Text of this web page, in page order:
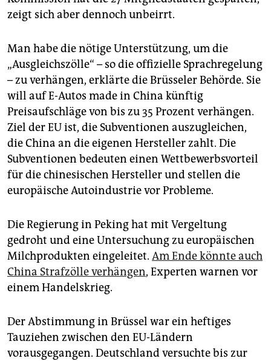
zeigt sich aber dennoch unbeirrt.
Man habe die nötige Unterstützung, um die
„Ausgleichszölle“ – so die offizielle Sprachregelung
– zu verhängen, erklärte die Brüsseler Behörde. Sie
will auf E-Autos made in China künftig
Preisaufschläge von bis zu 35 Prozent verhängen.
Ziel der EU ist, die Subventionen auszugleichen,
die China an die eigenen Hersteller zahlt. Die
Subventionen bedeuten einen Wettbewerbsvorteil
für die chinesischen Hersteller und stellen die
europäische Autoindustrie vor Probleme.
Die Regierung in Peking hat mit Vergeltung
gedroht und eine Untersuchung zu europäischen
Milchprodukten eingeleitet. Am Ende könnte auch
China Strafzölle verhängen, Experten warnen vor
einem Handelskrieg.
Der Abstimmung in Brüssel war ein heftiges
Tauziehen zwischen den EU-Ländern
vorausgegangen. Deutschland versuchte bis zur